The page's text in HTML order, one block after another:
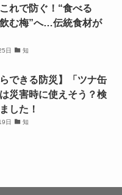
れで防ぐ！“食べる
む梅”へ…伝統食材が
日 知
らできる防災】「ツナ缶
災害時に使えそう？検
した！
日 知